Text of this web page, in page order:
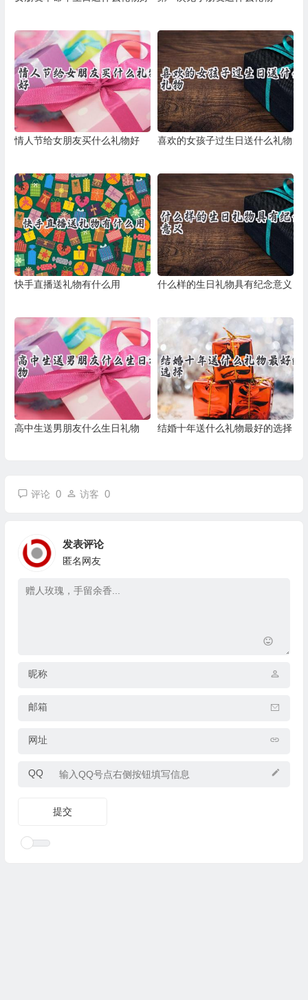
情人节给女朋友买什么礼物好 喜欢的女孩子过生日送什么礼物
快手直播送礼物有什么用 什么样的生日礼物具有纪念意义
高中生送男朋友什么生日礼物 结婚十年送什么礼物最好的选择
评论 0 访客 0
发表评论
匿名网友
昵称
邮箱
网址
QQ